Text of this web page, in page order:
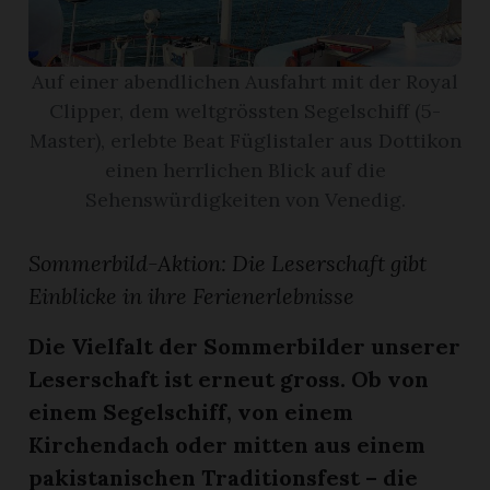
App
Sommerbild-Aktion: Die Leserschaft gibt
Einblicke in ihre Ferienerlebnisse
Die Vielfalt der Sommerbilder unserer
Leserschaft ist erneut gross. Ob von
einem Segelschiff, von einem
Kirchendach oder mitten aus einem
pakistanischen Traditionsfest – die